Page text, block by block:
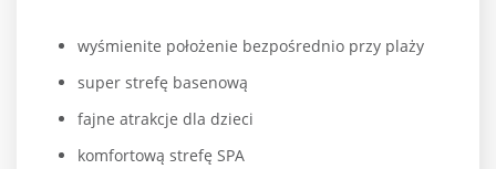
wyśmienite położenie bezpośrednio przy plaży
super strefę basenową
fajne atrakcje dla dzieci
komfortową strefę SPA